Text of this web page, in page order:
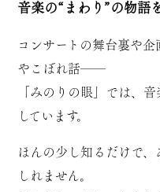
音楽の“まわり”の物語
コンサートの舞台裏や
やこぼれ話──
「みのりの眼」では、
しています。
ほんの少し知るだけで
しれません。